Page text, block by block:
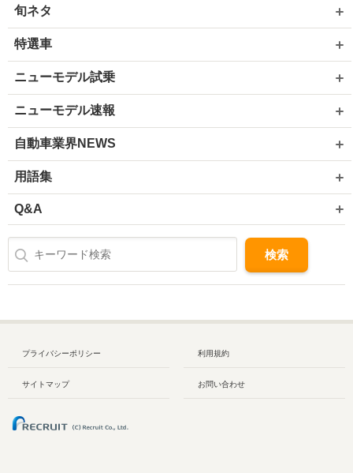
旬ネタ
特選車
ニューモデル試乗
ニューモデル速報
自動車業界NEWS
用語集
Q&A
プライバシーポリシー 利用規約
サイトマップ お問い合わせ